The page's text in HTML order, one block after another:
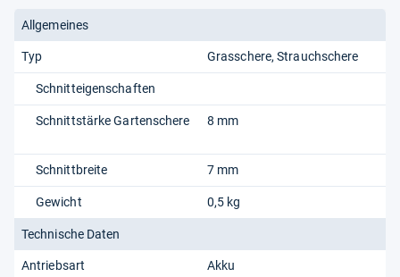
Allgemeines
Typ Grasschere Strauchschere
Schnitteigenschaften
Schnittstärke Gartenschere 8 mm
Schnittbreite 7 mm
Gewicht 0,5 kg
Technische Daten
Antriebsart Akku